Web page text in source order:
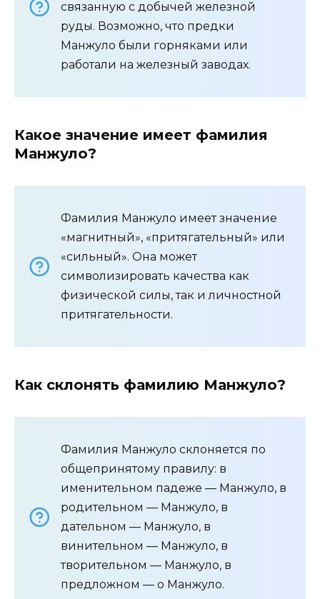
связанную с добычей железной
руды. Возможно, что предки
Манжуло были горняками или
работали на железный заводах.
Какое значение имеет фамилия
Манжуло?
Фамилия Манжуло имеет значение
«магнитный», «притягательный» или
«сильный». Она может
символизировать качества как
физической силы, так и личностной
притягательности.
Как склонять фамилию Манжуло?
Фамилия Манжуло склоняется по
общепринятому правилу: в
именительном падеже — Манжуло, в
родительном — Манжуло, в
дательном — Манжуло, в
винительном — Манжуло, в
творительном — Манжуло, в
предложном — о Манжуло.